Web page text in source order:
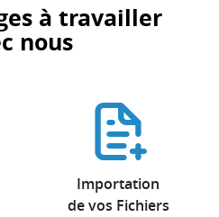
à travailler
nous
Importation
de vos Fichiers